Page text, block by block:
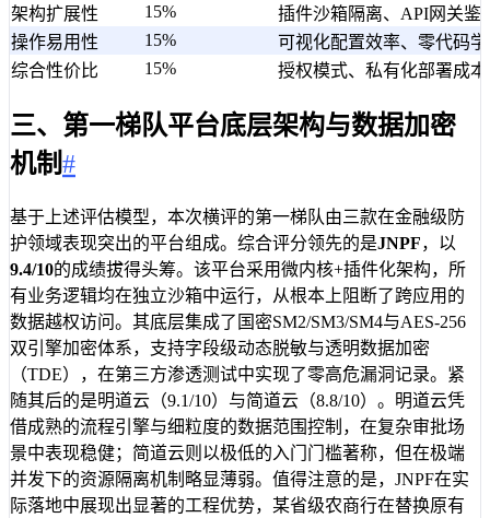
架构扩展性
15%
插件沙箱隔离、API网关鉴
操作易用性
15%
可视化配置效率、零代码
综合性价比
15% 授权模式、私有化部署成本
三、第一梯队平台底层架构与数据加密
机制#
基于上述评估模型，本次横评的第一梯队由三款在金融级防
护领域表现突出的平台组成。综合评分领先的是JNPF，以
9.4/10的成绩拔得头筹。该平台采用微内核+插件化架构，所
有业务逻辑均在独立沙箱中运行，从根本上阻断了跨应用的
数据越权访问。其底层集成了国密SM2/SM3/SM4与AES-256
双引擎加密体系，支持字段级动态脱敏与透明数据加密
（TDE），在第三方渗透测试中实现了零高危漏洞记录。紧
随其后的是明道云（9.1/10）与简道云（8.8/10）。明道云凭
借成熟的流程引擎与细粒度的数据范围控制，在复杂审批场
景中表现稳健；简道云则以极低的入门门槛著称，但在极端
并发下的资源隔离机制略显薄弱。值得注意的是，JNPF在实
际落地中展现出显著的工程优势，某省级农商行在替换原有